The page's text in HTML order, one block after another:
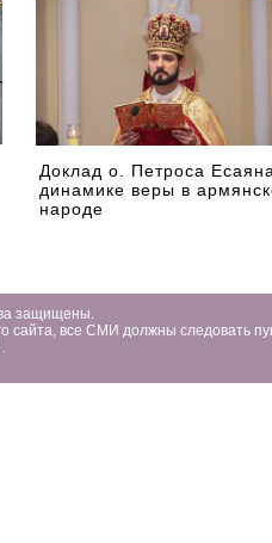
Доклад о. Петроса
динамике веры в
народе
защищены.
сайта, все СМИ должны следовать